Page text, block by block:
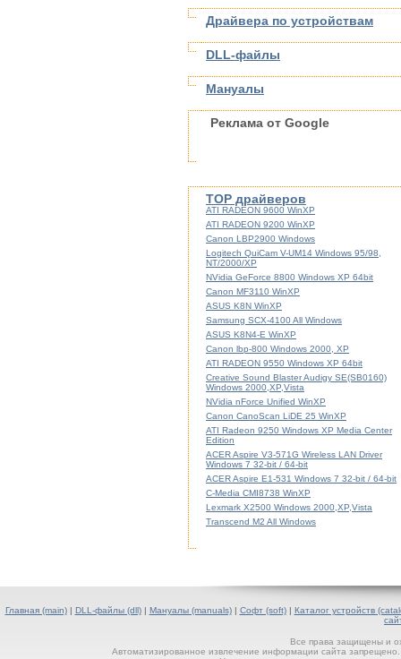
Драйвера по устройствам
DLL-файлы
Мануалы
Реклама от Google
TOP драйверов
ATI RADEON 9600 WinXP
ATI RADEON 9200 WinXP
Canon LBP2900 Windows
Logitech QuiCam V-UM14 Windows 95/98,
NT/2000/XP
NVidia GeForce 8800 Windows XP 64bit
Canon MF3110 WinXP
ASUS K8N WinXP
Samsung SCX-4100 All Windows
ASUS K8N4-E WinXP
Canon lbp-800 Windows 2000, XP
ATI RADEON 9550 Windows XP 64bit
Creative Sound Blaster Audigy SE(SB0160)
Windows 2000,XP,Vista
NVidia nForce Unified WinXP
Canon CanoScan LiDE 25 WinXP
ATI Radeon 9250 Windows XP Media Center
Edition
ACER Aspire V3-571G Wireless LAN Driver
Windows 7 32-bit / 64-bit
ACER Aspire E1-531 Windows 7 32-bit / 64-bit
C-Media CMI8738 WinXP
Lexmark X2500 Windows 2000,XP,Vista
Transcend M2 All Windows
Главная (main)| DLL-файлы (dll)| Мануалы (manuals)| Софт (soft)| Каталог устройств
Все права защищены и
Автоматизированное извлечение информации сайта